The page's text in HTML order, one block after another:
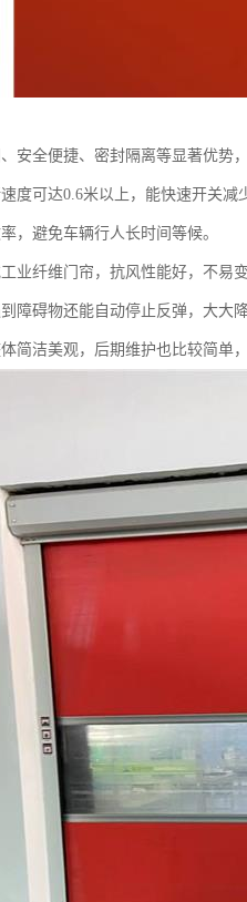
安全便捷、密封隔离等显著优势
度可达0.6米以上，能快速开关
，避免车辆行人长时间等候。
业纤维门帘，抗风性能好，不易
障碍物还能自动停止反弹，大大
简洁美观，后期维护也比较简单